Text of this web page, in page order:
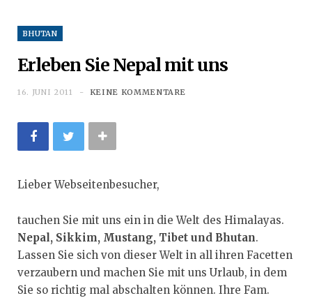
BHUTAN
Erleben Sie Nepal mit uns
16. JUNI 2011 KEINE KOMMENTARE
Lieber Webseitenbesucher,
tauchen Sie mit uns ein in die Welt des Himalayas.
Nepal, Sikkim, Mustang, Tibet und Bhutan.
Lassen Sie sich von dieser Welt in all ihren Facetten
verzaubern und machen Sie mit uns Urlaub, in dem
Sie so richtig mal abschalten können. Ihre Fam.